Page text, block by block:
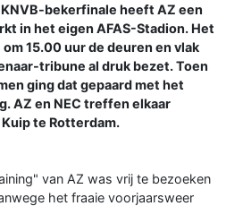
KNVB-bekerfinale heeft AZ een
in het eigen AFAS-Stadion. Het
15.00 uur de deuren en vlak
tribune al druk bezet. Toen
ging dat gepaard met het
AZ en NEC treffen elkaar
te Rotterdam.
van AZ was vrij te bezoeken
het fraaie voorjaarsweer